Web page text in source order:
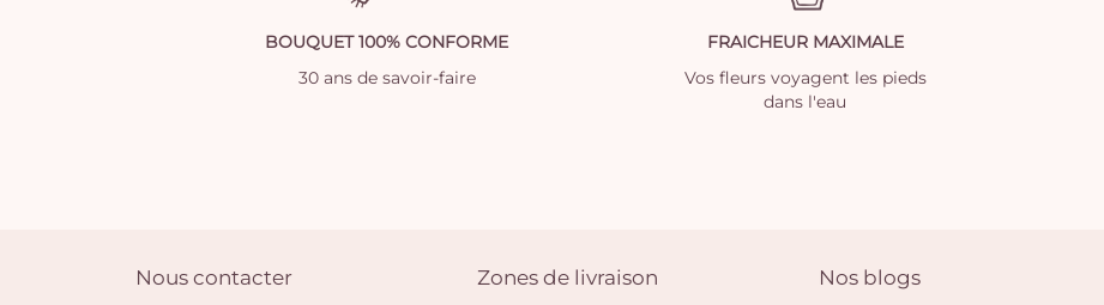
BOUQUET 100% CONFORME
30 ans de savoir-faire
FRAICHEUR MAXIMALE
Vos fleurs voyagent les pieds
dans l'eau
Nous contacter Zones de livraison Nos blogs